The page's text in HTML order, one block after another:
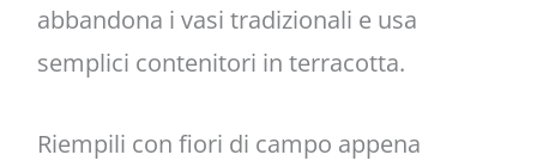
abbandona i vasi tradizionali e usa
semplici contenitori in terracotta.
Riempili con fiori di campo appena